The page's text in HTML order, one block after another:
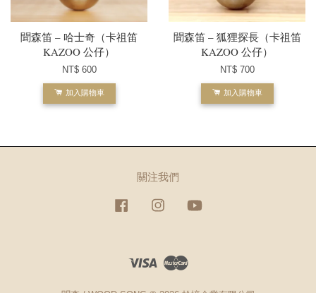
聞森笛 – 哈士奇（卡祖笛
KAZOO 公仔）
NT$ 600
加入購物車
聞森笛 – 狐狸探長（卡祖笛
KAZOO 公仔）
NT$ 700
加入購物車
關注我們
Facebook Instagram
Visa Master